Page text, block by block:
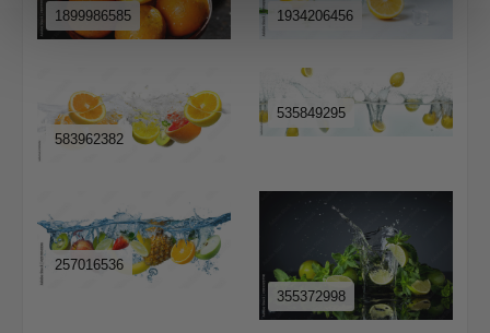
1899986585 1934206456
583962382
535849295
257016536
355372998